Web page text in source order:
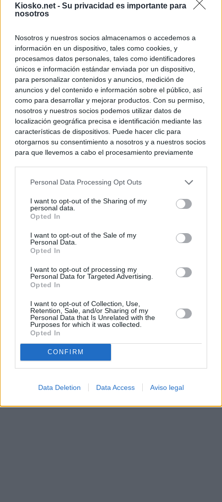
Kiosko.net - Su privacidad es importante para
nosotros
Nosotros y nuestros socios almacenamos o accedemos a
información en un dispositivo, tales como cookies, y
procesamos datos personales, tales como identificadores
únicos e información estándar enviada por un dispositivo,
para personalizar contenidos y anuncios, medición de
anuncios y del contenido e información sobre el público, así
como para desarrollar y mejorar productos. Con su permiso,
nosotros y nuestros socios podemos utilizar datos de
localización geográfica precisa e identificación mediante las
características de dispositivos. Puede hacer clic para
otorgarnos su consentimiento a nosotros y a nuestros socios
para que llevemos a cabo el procesamiento previamente
negar su consentimiento. Tenga en cuenta que algún
de su consentimiento, pero usted tiene el derecho de
rechazar tal procesamiento. Sus preferencias se aplicarán
cualquier momento entrando de nuevo en este sitio web o
visitando nuestra política de privacidad.
Personal Data Processing Opt Outs
I want to opt-out of the Sharing of my
personal data.
Opted In
I want to opt-out of the Sale of my
Personal Data.
Opted In
I want to opt-out of processing my
Personal Data for Targeted Advertising.
Opted In
I want to opt-out of Collection, Use,
Retention, Sale, and/or Sharing of my
Personal Data that Is Unrelated with the
Purposes for which it was collected.
Opted In
CONFIRM
Data Deletion Data Access Aviso legal